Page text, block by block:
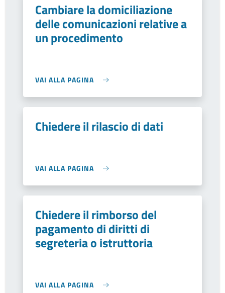
Cambiare la domiciliazione
delle comunicazioni relative a
un procedimento
VAI ALLA PAGINA
Chiedere il rilascio di dati
VAI ALLA PAGINA
Chiedere il rimborso del
pagamento di diritti di
segreteria o istruttoria
VAI ALLA PAGINA